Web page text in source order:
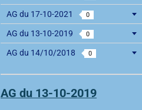
AG du 17-10-2021 0
AG du 13-10-2019 0
AG du 14/10/2018 0
AG du 13-10-2019